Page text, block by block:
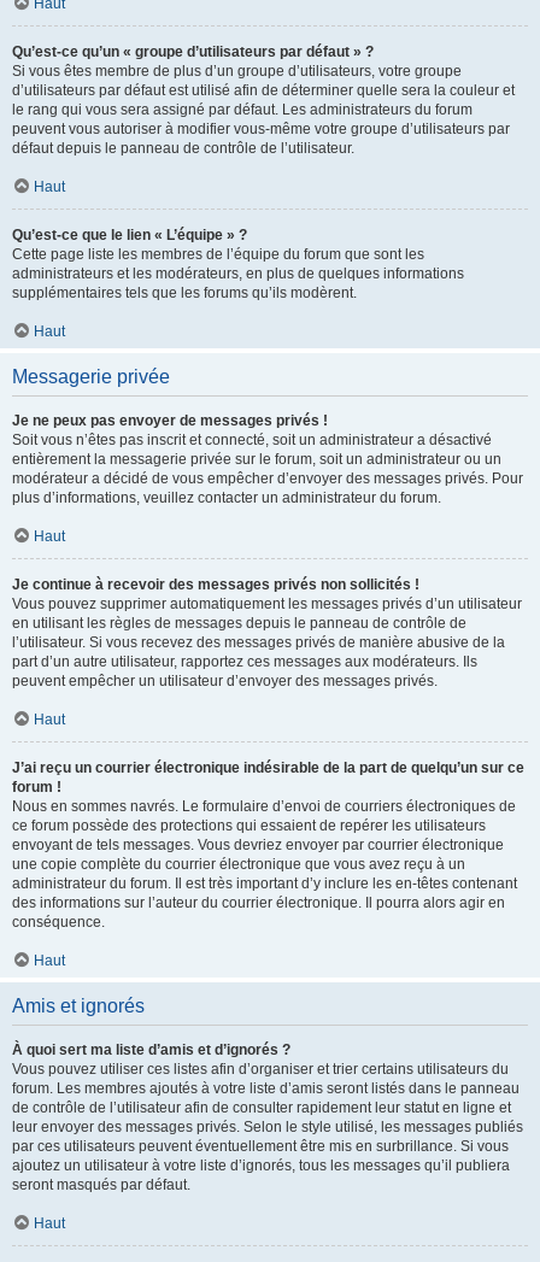
Haut
Qu’est-ce qu’un « groupe d’utilisateurs par défaut » ?
Si vous êtes membre de plus d’un groupe d’utilisateurs, votre groupe
d’utilisateurs par défaut est utilisé afin de déterminer quelle sera la couleur et
le rang qui vous sera assigné par défaut. Les administrateurs du forum
peuvent vous autoriser à modifier vous-même votre groupe d’utilisateurs par
défaut depuis le panneau de contrôle de l’utilisateur.
Haut
Qu’est-ce que le lien « L’équipe » ?
Cette page liste les membres de l’équipe du forum que sont les
administrateurs et les modérateurs, en plus de quelques informations
supplémentaires tels que les forums qu’ils modèrent.
Haut
Messagerie privée
Je ne peux pas envoyer de messages privés !
Soit vous n’êtes pas inscrit et connecté, soit un administrateur a désactivé
entièrement la messagerie privée sur le forum, soit un administrateur ou un
modérateur a décidé de vous empêcher d’envoyer des messages privés. Pour
plus d’informations, veuillez contacter un administrateur du forum.
Haut
Je continue à recevoir des messages privés non sollicités !
Vous pouvez supprimer automatiquement les messages privés d’un utilisateur
en utilisant les règles de messages depuis le panneau de contrôle de
l’utilisateur. Si vous recevez des messages privés de manière abusive de la
part d’un autre utilisateur, rapportez ces messages aux modérateurs. Ils
peuvent empêcher un utilisateur d’envoyer des messages privés.
Haut
J’ai reçu un courrier électronique indésirable de la part de quelqu’un sur ce
forum !
Nous en sommes navrés. Le formulaire d’envoi de courriers électroniques de
ce forum possède des protections qui essaient de repérer les utilisateurs
envoyant de tels messages. Vous devriez envoyer par courrier électronique
une copie complète du courrier électronique que vous avez reçu à un
administrateur du forum. Il est très important d’y inclure les en-têtes contenant
des informations sur l’auteur du courrier électronique. Il pourra alors agir en
conséquence.
Haut
Amis et ignorés
À quoi sert ma liste d’amis et d’ignorés ?
Vous pouvez utiliser ces listes afin d’organiser et trier certains utilisateurs du
forum. Les membres ajoutés à votre liste d’amis seront listés dans le panneau
de contrôle de l’utilisateur afin de consulter rapidement leur statut en ligne et
leur envoyer des messages privés. Selon le style utilisé, les messages publiés
par ces utilisateurs peuvent éventuellement être mis en surbrillance. Si vous
ajoutez un utilisateur à votre liste d’ignorés, tous les messages qu’il publiera
seront masqués par défaut.
Haut